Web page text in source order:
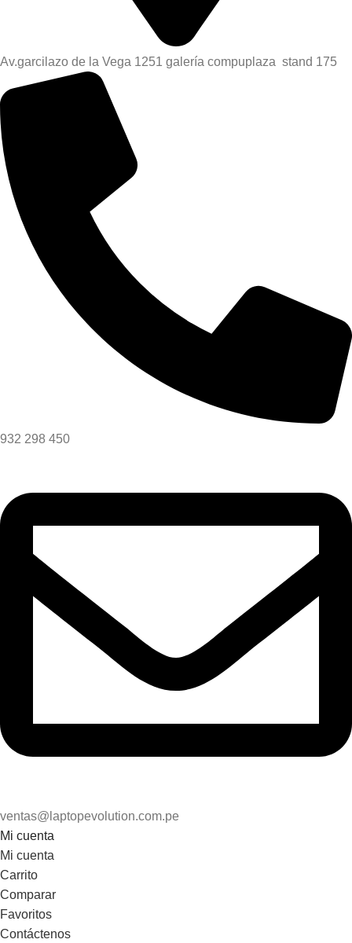
Av.garcilazo de la Vega 1251 galería compuplaza stand 175
932 298 450
ventas@laptopevolution.com.pe
Mi cuenta
Mi cuenta
Carrito
Comparar
Favoritos
Contáctenos